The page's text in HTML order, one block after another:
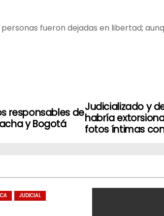
fueron dejadas en libertad;
Judicializado y
habría
fotos íntimas
responsables de
y Bogotá
JUDICIAL